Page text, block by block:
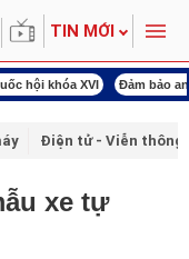
TIN MỚI
hội khóa XVI Đảm bảo
Điện tử - Viễn thông
xe tự